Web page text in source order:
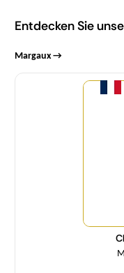
Entdecken Sie
Margaux →